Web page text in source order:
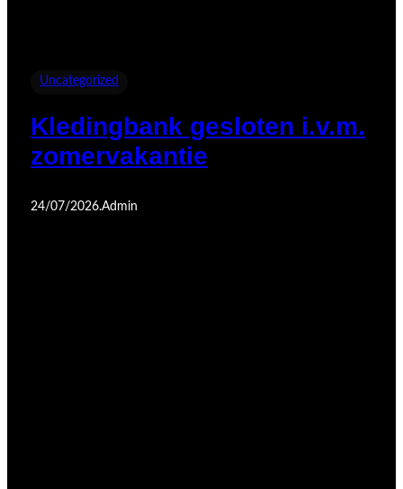
Uncategorized
Kledingbank gesloten i.v.m.
zomervakantie
24/07/2026.Admin